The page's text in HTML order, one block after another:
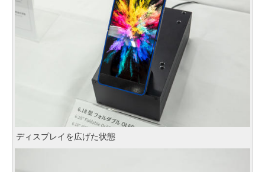
ディスプレイを広げた状態